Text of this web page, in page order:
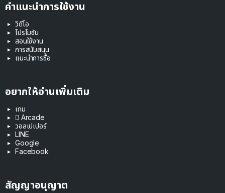
คำแนะนำการใช้งาน
วิดีโอ
โปรโมชัน
สอนใช้งาน
การสนับสนุน
แนะนำการซื้อ
อยากให้อ่านเพิ่มเติม
เกม
 Arcade
วอลเปเปอร์
LINE
Google
Facebook
สัญญาอนุญาต